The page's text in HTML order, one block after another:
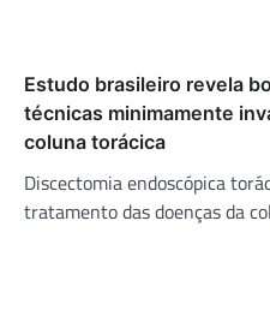
Estudo brasileiro revela
técnicas minimamente
coluna torácica
Discectomia endoscópica
tratamento das doenças da